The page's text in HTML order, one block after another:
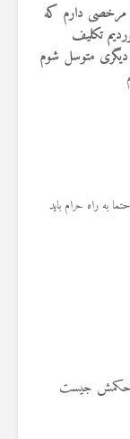
مشغول بکار میباشم و ماهی 7 روز مرخصی دارم که
تکلیف
دیگری متوسل شوم
به راه حرام باید
حكمش جيست